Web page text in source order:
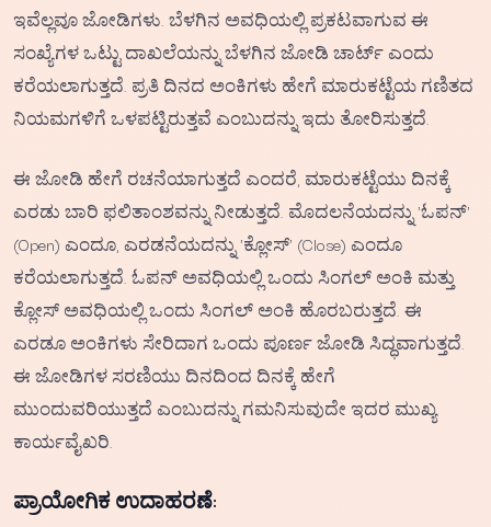
ಇವೆಲ್ಲವೂ ಜೋಡಿಗಳು. ಬೆಳಗಿನ ಅವಧಿಯಲ್ಲಿ ಪ್ರಕಟವಾಗುವ ಈ
ಸಂಖ್ಯೆಗಳ ಒಟ್ಟು ದಾಖಲೆಯನ್ನು ಬೆಳಗಿನ ಜೋಡಿ ಚಾರ್ಟ್ ಎಂದು
ಕರೆಯಲಾಗುತ್ತದೆ. ಪ್ರತಿ ದಿನದ ಅಂಕಿಗಳು ಹೇಗೆ ಮಾರುಕಟ್ಟೆಯ ಗಣಿತದ
ನಿಯಮಗಳಿಗೆ ಒಳಪಟ್ಟಿರುತ್ತವೆ ಎಂಬುದನ್ನು ಇದು ತೋರಿಸುತ್ತದೆ.
ಈ ಜೋಡಿ ಹೇಗೆ ರಚನೆಯಾಗುತ್ತದೆ ಎಂದರೆ, ಮಾರುಕಟ್ಟೆಯು ದಿನಕ್ಕೆ
ಎರಡು ಬಾರಿ ಫಲಿತಾಂಶವನ್ನು ನೀಡುತ್ತದೆ. ಮೊದಲನೆಯದನ್ನು 'ಓಪನ್'
(Open) ಎಂದೂ, ಎರಡನೆಯದನ್ನು 'ಕ್ಲೋಸ್' (Close) ಎಂದೂ
ಕರೆಯಲಾಗುತ್ತದೆ. ಓಪನ್ ಅವಧಿಯಲ್ಲಿ ಒಂದು ಸಿಂಗಲ್ ಅಂಕಿ ಮತ್ತು
ಕ್ಲೋಸ್ ಅವಧಿಯಲ್ಲಿ ಒಂದು ಸಿಂಗಲ್ ಅಂಕಿ ಹೊರಬರುತ್ತದೆ. ಈ
ಎರಡೂ ಅಂಕಿಗಳು ಸೇರಿದಾಗ ಒಂದು ಪೂರ್ಣ ಜೋಡಿ ಸಿದ್ಧವಾಗುತ್ತದೆ.
ಈ ಜೋಡಿಗಳ ಸರಣಿಯು ದಿನದಿಂದ ದಿನಕ್ಕೆ ಹೇಗೆ
ಮುಂದುವರಿಯುತ್ತದೆ ಎಂಬುದನ್ನು ಗಮನಿಸುವುದೇ ಇದರ ಮುಖ್ಯ
ಕಾರ್ಯವೈಖರಿ.
ಪ್ರಾಯೋಗಿಕ ಉದಾಹರಣೆ: